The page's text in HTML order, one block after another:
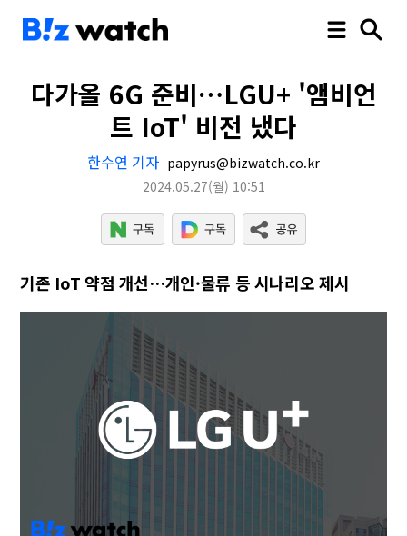
다가올 6G 준비…LGU+ '앰비언
트 IoT' 비전 냈다
한수연 기자 papyrus@bizwatch.co.kr
2024.05.27(월) 10:51
기존 IoT 약점 개선…개인·물류 등 시나리오 제시